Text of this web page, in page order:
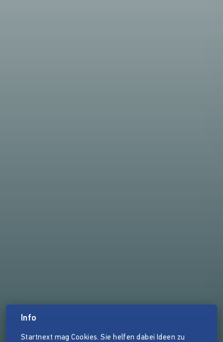
Info
Startnext mag Cookies. Sie helfen dabei Ideen zu